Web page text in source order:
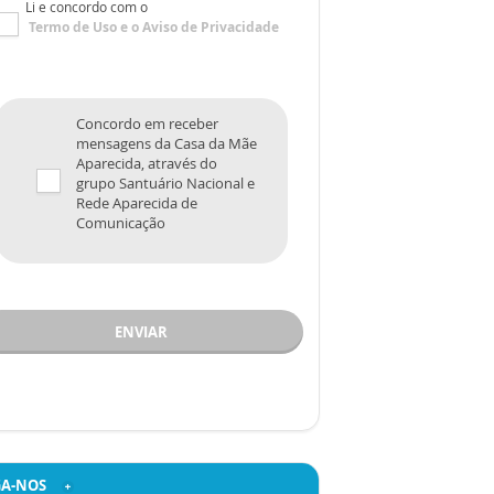
Li e concordo com o
Termo de Usoe oAviso de Privacidade
Concordo em receber
mensagens da Casa da Mãe
Aparecida, através do
grupo Santuário Nacional e
Rede Aparecida de
Comunicação
ENVIAR
NOS